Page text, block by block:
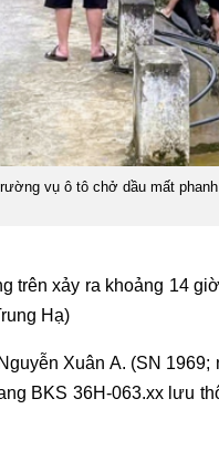
vụ ô tô chở dầu mất
trên xảy ra khoảng 14
Hạ)
Xuân A. (SN
BKS 36H-063.xx lưu